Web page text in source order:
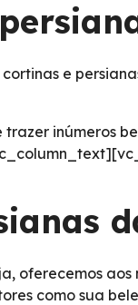
e
trazer
oferecemos
como sua